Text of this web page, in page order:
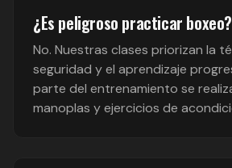
¿Es peligroso practicar boxeo?
No. Nuestras clases priorizan la
seguridad y el aprendizaje
parte del entrenamiento se
manoplas y ejercicios de